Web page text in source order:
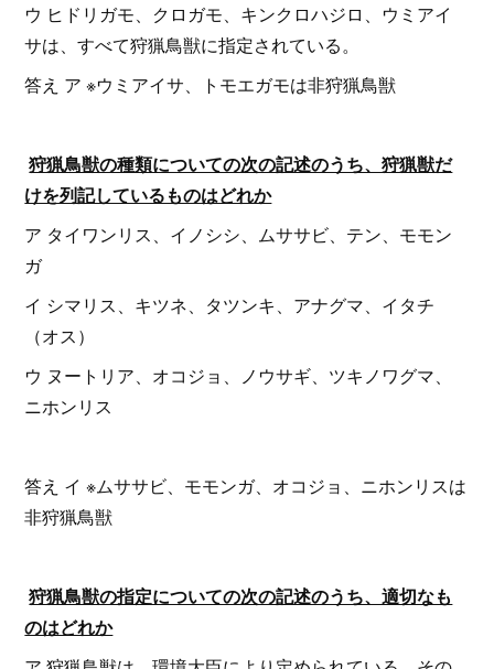
ウ ヒドリガモ、クロガモ、キンクロハジロ、ウミアイ
サは、すべて狩猟鳥獣に指定されている。
答え ア ※ウミアイサ、トモエガモは非狩猟鳥獣
狩猟鳥獣の種類についての次の記述のうち、狩猟獣だ
けを列記しているものはどれか
ア タイワンリス、イノシシ、ムササビ、テン、モモン
ガ
イ シマリス、キツネ、タツンキ、アナグマ、イタチ
（オス）
ウ ヌートリア、オコジョ、ノウサギ、ツキノワグマ、
ニホンリス
答え イ ※ムササビ、モモンガ、オコジョ、ニホンリスは
非狩猟鳥獣
狩猟鳥獣の指定についての次の記述のうち、適切なも
のはどれか